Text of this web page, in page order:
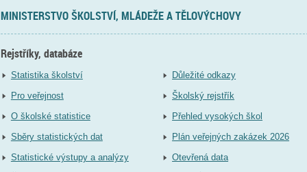
MINISTERSTVO ŠKOLSTVÍ, MLÁDEŽE A TĚLOVÝCHOVY
Rejstříky, databáze
Statistika školství
Pro veřejnost
O školské statistice
Sběry statistických dat
Statistické výstupy a analýzy
Důležité odkazy
Školský rejstřík
Přehled vysokých škol
Plán veřejných zakázek 2026
Otevřená data